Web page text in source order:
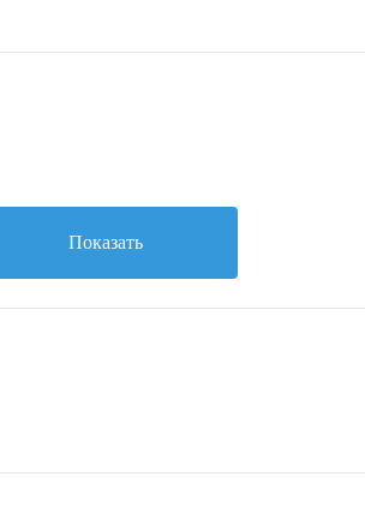
Показать